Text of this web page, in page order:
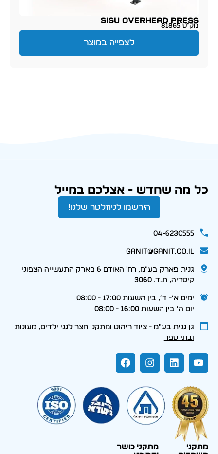
SISU Overhead Press
מק״ט 81865
לצפייה במוצר
כל מה שחדש - אצלכם במייל
הירשמו לניוזלטר שלנו!
04-6230555
ganit@ganit.co.il
גנית פארק בע"מ, רח' האודם 6 פארק התעשייה הצפוני
קיסריה, ת.ד. 3060
ימים א׳- ד׳, בין השעות 17:00 - 08:00
יום ה׳ בין השעות 16:00 - 08:00
גן גנית בע״מ - ציוד ריהוט ומתקני חצר לגני ילדים, מעונות
ובתי ספר
מתקני
מתקני כושר